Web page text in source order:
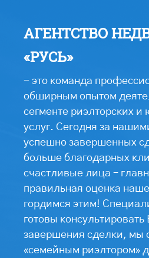
АГЕНТСТВО
«РУСЬ»
- это команда
обширным опытом
сегменте риэлторских и
услуг. Сегодня за
успешно завершенных
больше благодарных
счастливые лица –
правильная оценка
гордимся этим!
готовы
завершения сделки, мы
«семейным риэлтором»